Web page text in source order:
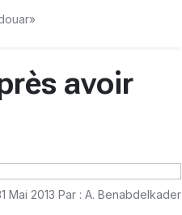
avoir
Mai 2013 Par : A. Benabdelkader